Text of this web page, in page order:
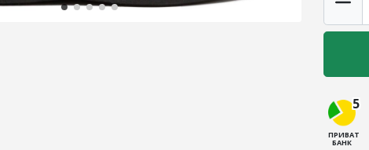
5
ПРИВАТ
БАНК